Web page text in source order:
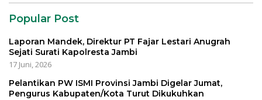
Popular Post
Laporan Mandek, Direktur PT Fajar Lestari Anugrah
Sejati Surati Kapolresta Jambi
17 Juni, 2026
Pelantikan PW ISMI Provinsi Jambi Digelar Jumat,
Pengurus Kabupaten/Kota Turut Dikukuhkan